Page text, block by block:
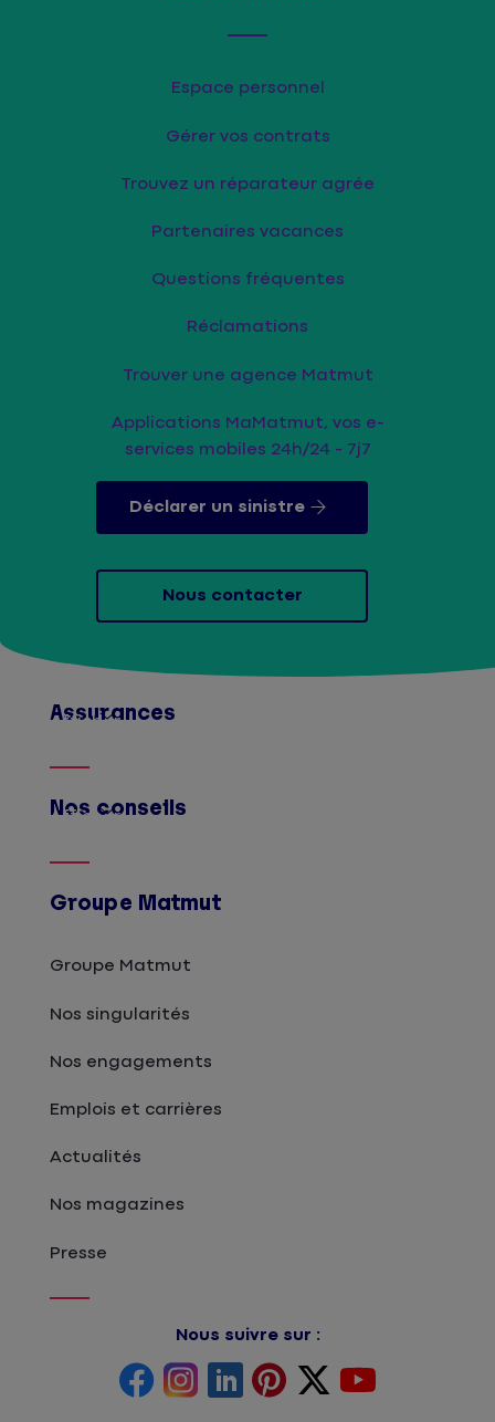
Espace personnel
Gérer vos contrats
Trouvez un réparateur agrée
Partenaires vacances
Questions fréquentes
Réclamations
Trouver une agence Matmut
Applications MaMatmut, vos e-
services mobiles 24h/24 - 7j7
Déclarer un sinistre
Nous contacter
Assurances
Afficher
Nos conseils
Afficher
Groupe Matmut
Groupe Matmut
Nos singularités
Nos engagements
Emplois et carrières
Actualités
Nos magazines
Presse
Nous suivre sur :